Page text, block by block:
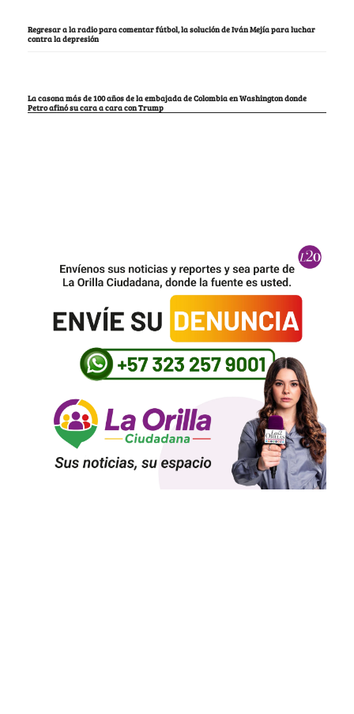
Regresar a la radio para comentar fútbol, la solución de Iván Mejía para luchar
contra la depresión
La casona más de 100 años de la embajada de Colombia en Washington donde
Petro afinó su cara a cara con Trump